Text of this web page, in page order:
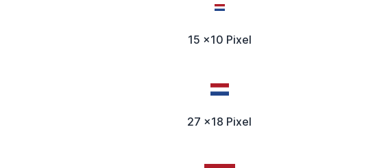
15 x10 Pixel
27 x18 Pixel